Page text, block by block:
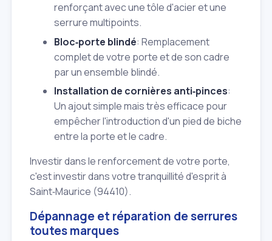
renforçant avec une tôle d'acier et une
serrure multipoints.
Bloc‑porte blindé: Remplacement
complet de votre porte et de son cadre
par un ensemble blindé.
Installation de cornières anti‑pinces:
Un ajout simple mais très efficace pour
empêcher l'introduction d'un pied de biche
entre la porte et le cadre.
Investir dans le renforcement de votre porte,
c'est investir dans votre tranquillité d'esprit à
Saint‑Maurice (94410).
Dépannage et réparation de serrures
toutes marques